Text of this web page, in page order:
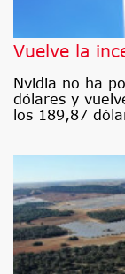
Vuelve la
Nvidia no ha
dólares y
los 189,87